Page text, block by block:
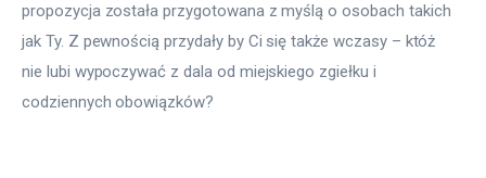
Więcej
propozycja została przygotowana z myślą o osobach takich
jak Ty. Z pewnością przydały by Ci się także wczasy – któż
nie lubi wypoczywać z dala od miejskiego zgiełku i
codziennych obowiązków?